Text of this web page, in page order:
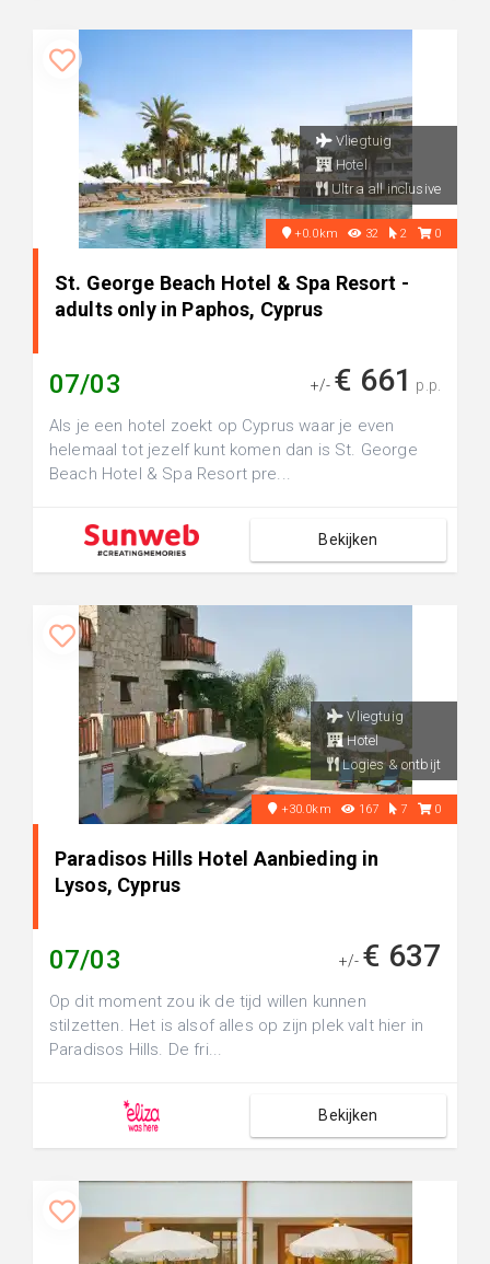
Vliegtuig
Hotel
Ultra all inclusive
+0.0km 32 2 0
St. George Beach Hotel & Spa Resort -
adults only in Paphos, Cyprus
07/03 +/- € 661 p.p.
Als je een hotel zoekt op Cyprus waar je even
helemaal tot jezelf kunt komen dan is St. George
Beach Hotel & Spa Resort pre...
Bekijken
Vliegtuig
Hotel
Logies & ontbijt
+30.0km 167 7 0
Paradisos Hills Hotel Aanbieding in
Lysos, Cyprus
07/03 +/- € 637
Op dit moment zou ik de tijd willen kunnen
stilzetten. Het is alsof alles op zijn plek valt hier in
Paradisos Hills. De fri...
Bekijken